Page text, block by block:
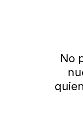
No